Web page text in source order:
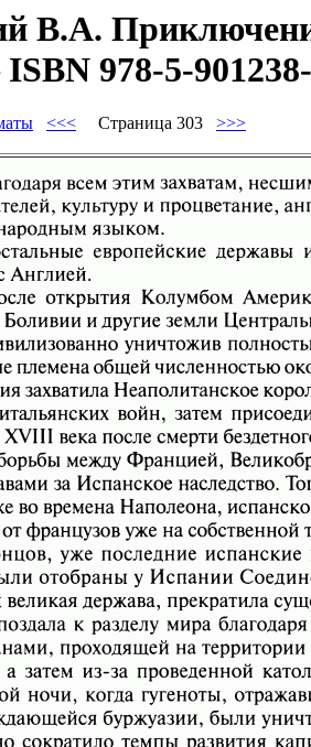
В.А.
978-5-
<<< Страница 303 >>>